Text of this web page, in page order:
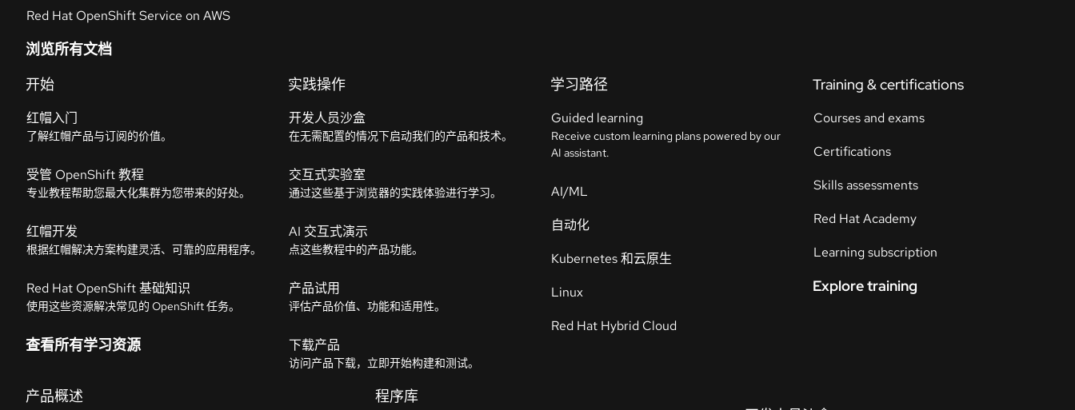
Red Hat OpenShift Service on AWS
浏览所有文档
开始
红帽入门
了解红帽产品与订阅的价值。
受管 OpenShift 教程
专业教程帮助您最大化集群为您带来的好处。
红帽开发
根据红帽解决方案构建灵活、可靠的应用程序。
Red Hat OpenShift 基础知识
使用这些资源解决常见的 OpenShift 任务。
查看所有学习资源
实践操作
开发人员沙盒
在无需配置的情况下启动我们的产品和技术。
交互式实验室
通过这些基于浏览器的实践体验进行学习。
AI 交互式演示
点这些教程中的产品功能。
产品试用
评估产品价值、功能和适用性。
下载产品
访问产品下载，立即开始构建和测试。
学习路径
Guided learning
Receive custom learning plans powered by our
AI assistant.
AI/ML
自动化
Kubernetes 和云原生
Linux
Red Hat Hybrid Cloud
Training & certifications
Courses and exams
Certifications
Skills assessments
Red Hat Academy
Learning subscription
Explore training
产品概述
程序库